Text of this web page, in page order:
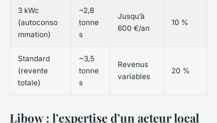
3 kWc
(autoconso
mmation)
~2,8
tonne
s
Jusqu’à
600 €/an
10 %
Standard
(revente
totale)
~3,5
tonne
s
Revenus
variables
20 %
Libow : l’expertise d’un acteur local